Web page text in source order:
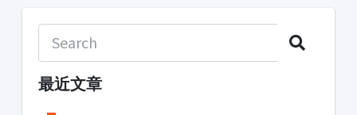
最近文章